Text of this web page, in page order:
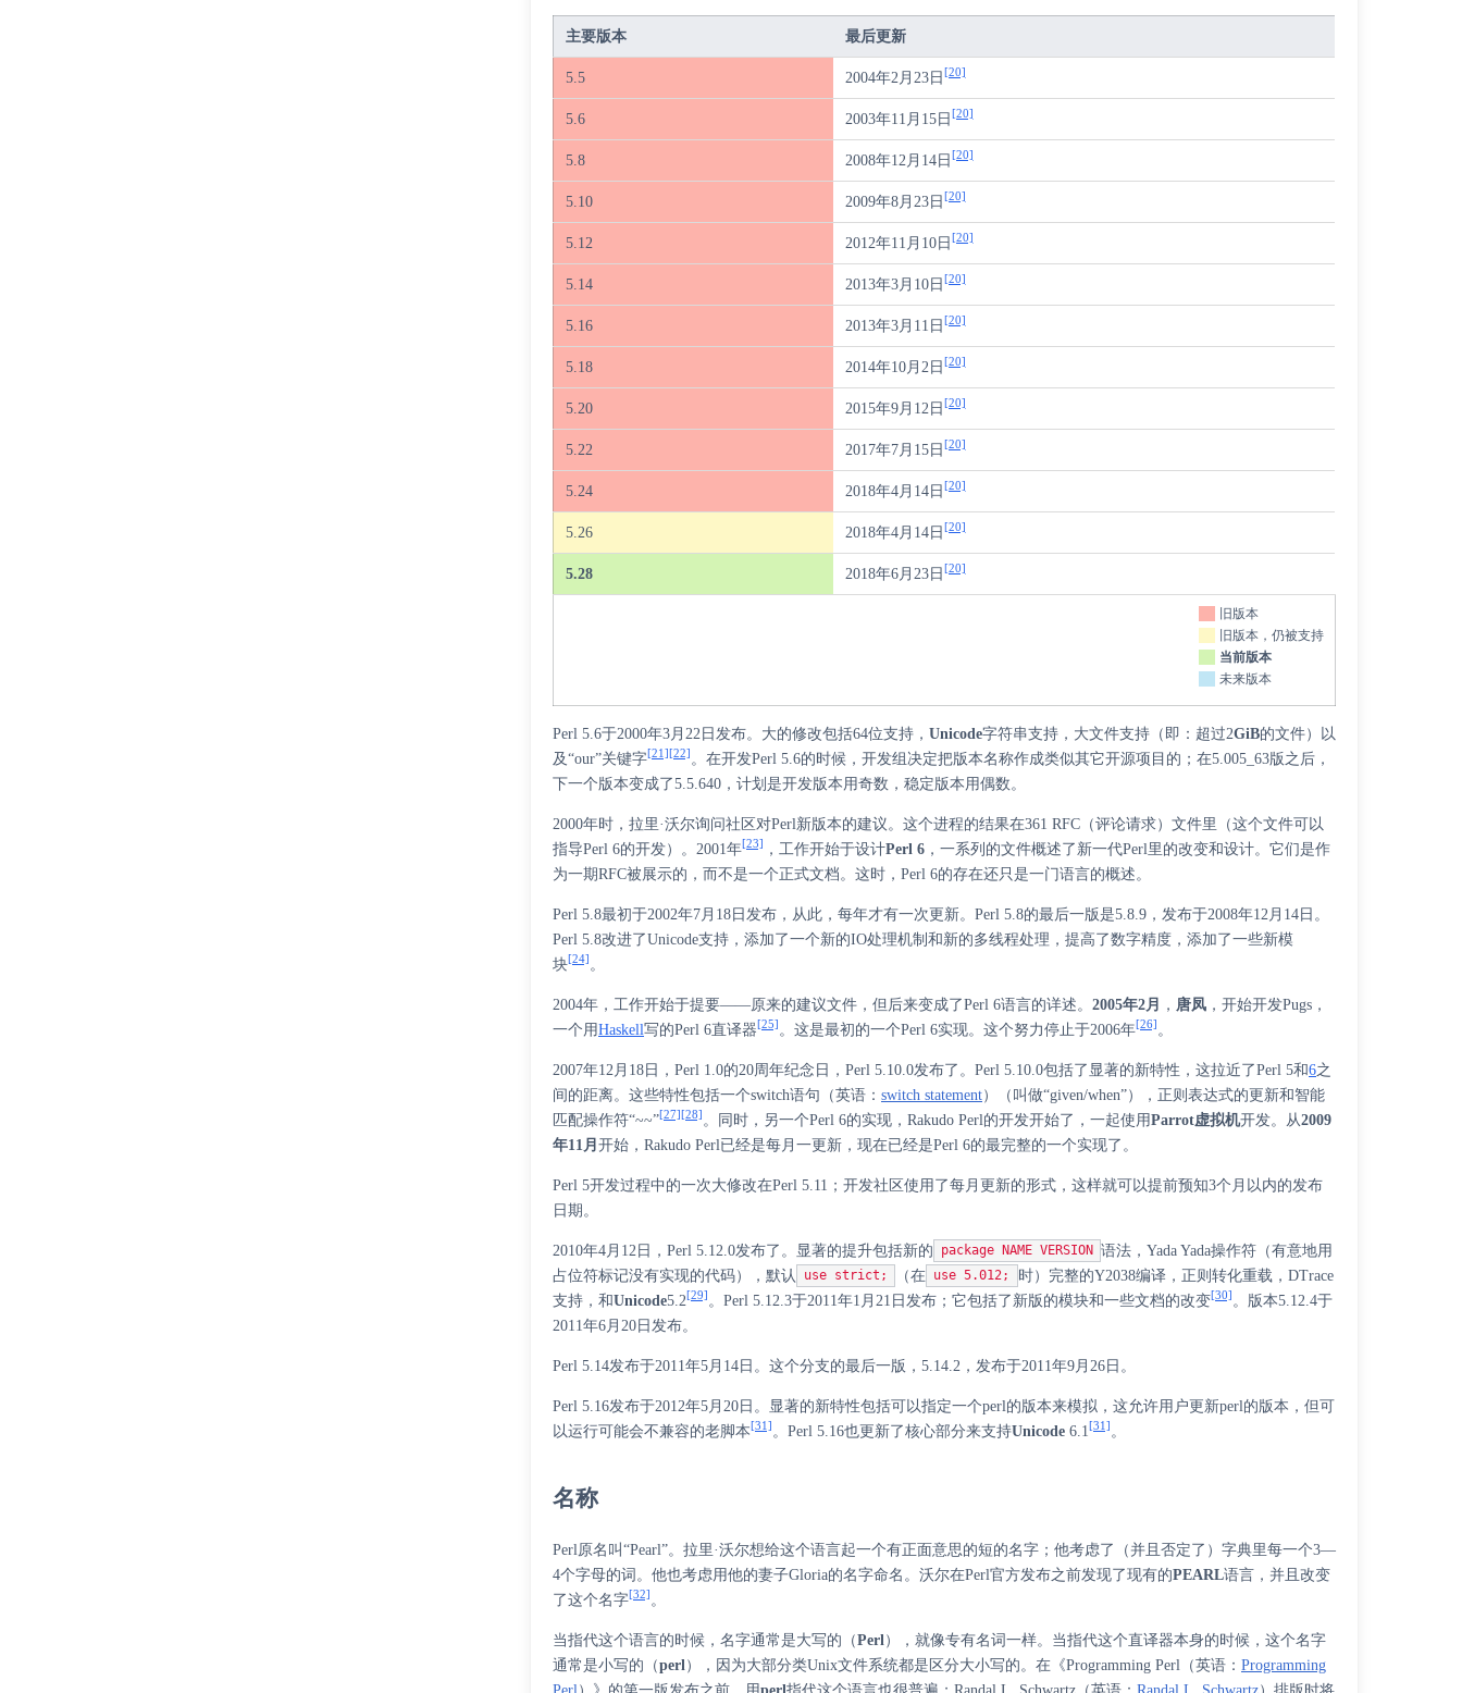
主要版本 最后更新
5.5 2004年2月23日 [20]
5.6 2003年11月15日 [20]
5.8 2008年12月14日 [20]
5.10 2009年8月23日 [20]
5.12 2012年11月10日 [20]
5.14 2013年3月10日 [20]
5.16 2013年3月11日 [20]
5.18 2014年10月2日 [20]
5.20 2015年9月12日 [20]
5.22 2017年7月15日 [20]
5.24 2018年4月14日 [20]
5.26 2018年4月14日 [20]
5.28 2018年6月23日 [20]
旧版本
旧版本，仍被支持
当前版本
未来版本
Perl 5.6于2000年3月22日发布。大的修改包括64位支持，Unicode字符串支持，大文件支持（即：超过2GiB的文件）以
及“our”关键字[21] [22] 。在开发Perl 5.6的时候，开发组决定把版本名称作成类似其它开源项目的；在5.005_63版之后，
下一个版本变成了5.5.640，计划是开发版本用奇数，稳定版本用偶数。
2000年时，拉里·沃尔询问社区对Perl新版本的建议。这个进程的结果在361 RFC（评论请求）文件里（这个文件可以
指导Perl 6的开发）。2001年[23] ，工作开始于设计Perl 6 ，一系列的文件概述了新一代Perl里的改变和设计。它们是作
为一期RFC被展示的，而不是一个正式文档。这时，Perl 6的存在还只是一门语言的概述。
Perl 5.8最初于2002年7月18日发布，从此，每年才有一次更新。Perl 5.8的最后一版是5.8.9，发布于2008年12月14日。
Perl 5.8改进了Unicode支持，添加了一个新的IO处理机制和新的多线程处理，提高了数字精度，添加了一些新模
块[24] 。
2004年，工作开始于提要——原来的建议文件，但后来变成了Perl 6语言的详述。2005年2月 ， 唐凤 ，开始开发Pugs ，
一个用Haskell写的Perl 6直译器[25] 。这是最初的一个Perl 6实现。这个努力停止于2006年[26] 。
2007年12月18日，Perl 1.0的20周年纪念日，Perl 5.10.0发布了。Perl 5.10.0包括了显著的新特性，这拉近了Perl 5和6之
间的距离。这些特性包括一个switch语句 （英语 ：switch statement）
（叫做“given/when”），正则表达式的更新和智能
匹配操作符“~~”[27] [28] 。同时，另一个Perl 6的实现，Rakudo Perl 的开发开始了，一起使用Parrot虚拟机开发。从2009
年11月开始，Rakudo Perl已经是每月一更新，现在已经是Perl 6的最完整的一个实现了。
Perl 5开发过程中的一次大修改在Perl 5.11；开发社区使用了每月更新的形式，这样就可以提前预知3个月以内的发布
日期。
2010年4月12日，Perl 5.12.0发布了。显著的提升包括新的 package NAME VERSION 语法，Yada Yada操作符（有意地用
占位符标记没有实现的代码），默认
use strict; （在 use 5.012; 时）完整的Y2038编译，正则转化重载， DTrace
支持，和Unicode5.2[29] 。Perl 5.12.3于2011年1月21日发布；它包括了新版的模块和一些文档的改变[30] 。版本5.12.4于
2011年6月20日发布。
Perl 5.14发布于2011年5月14日。这个分支的最后一版，5.14.2，发布于2011年9月26日。
Perl 5.16发布于2012年5月20日。显著的新特性包括可以指定一个perl的版本来模拟，这允许用户更新perl的版本，但可
以运行可能会不兼容的老脚本[31] 。Perl 5.16也更新了核心部分来支持Unicode 6.1[31] 。
名称
Perl原名叫“Pearl”。拉里·沃尔想给这个语言起一个有正面意思的短的名字；他考虑了（并且否定了）字典里每一个3—
4个字母的词。他也考虑用他的妻子Gloria的名字命名。沃尔在Perl官方发布之前发现了现有的PEARL语言，并且改变
了这个名字[32] 。
当指代这个语言的时候，名字通常是大写的（Perl ），就像专有名词一样。当指代这个直译器本身的时候，这个名字
通常是小写的（perl ），因为大部分类Unix文件系统都是区分大小写的。在《Programming Perl （英语 ：Programming